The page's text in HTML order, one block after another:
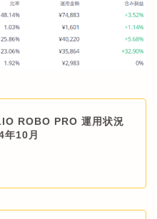
ROBO PRO 運用状況
年10月